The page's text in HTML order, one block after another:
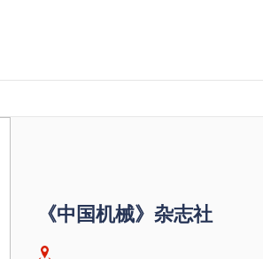
《中国机械》杂志社